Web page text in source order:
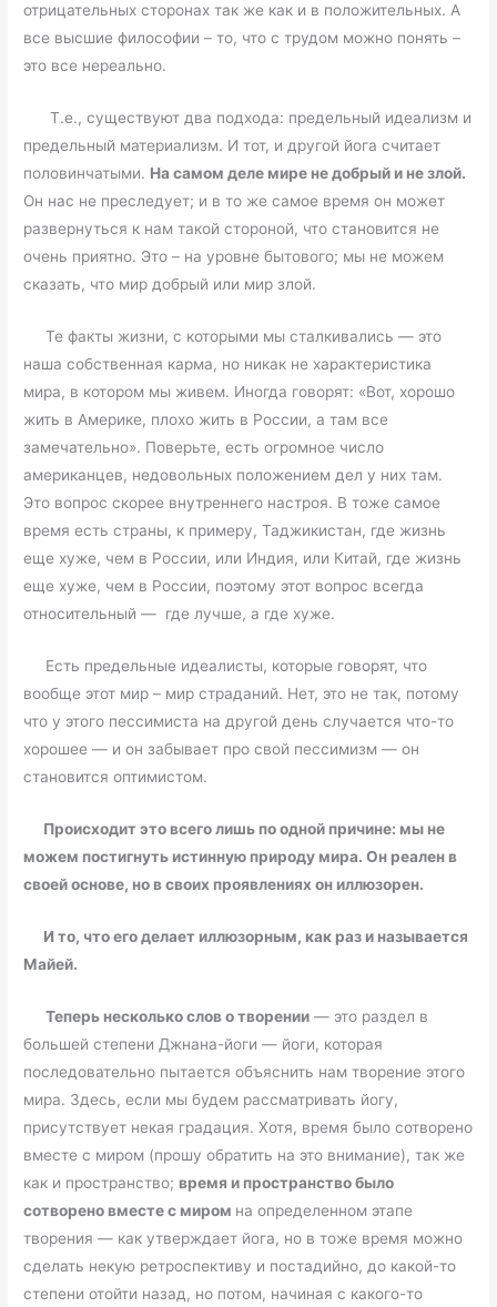
отрицательных сторонах так же как и в положительных. А
все высшие философии – то, что с трудом можно понять –
это все нереально.
Т.е., существуют два подхода: предельный идеализм и
предельный материализм. И тот, и другой йога считает
половинчатыми. На самом деле мире не добрый и не злой.
Он нас не преследует; и в то же самое время он может
развернуться к нам такой стороной, что становится не
очень приятно. Это – на уровне бытового; мы не можем
сказать, что мир добрый или мир злой.
Те факты жизни, с которыми мы сталкивались — это
наша собственная карма, но никак не характеристика
мира, в котором мы живем. Иногда говорят: «Вот, хорошо
жить в Америке, плохо жить в России, а там все
замечательно». Поверьте, есть огромное число
американцев, недовольных положением дел у них там.
Это вопрос скорее внутреннего настроя. В тоже самое
время есть страны, к примеру, Таджикистан, где жизнь
еще хуже, чем в России, или Индия, или Китай, где жизнь
еще хуже, чем в России, поэтому этот вопрос всегда
относительный — где лучше, а где хуже.
Есть предельные идеалисты, которые говорят, что
вообще этот мир – мир страданий. Нет, это не так, потому
что у этого пессимиста на другой день случается что-то
хорошее — и он забывает про свой пессимизм — он
становится оптимистом.
Происходит это всего лишь по одной причине: мы не
можем постигнуть истинную природу мира. Он реален в
своей основе, но в своих проявлениях он иллюзорен.
И то, что его делает иллюзорным, как раз и называется
Майей.
Теперь несколько слов о творении — это раздел в
большей степени Джнана-йоги — йоги, которая
последовательно пытается объяснить нам творение этого
мира. Здесь, если мы будем рассматривать йогу,
присутствует некая градация. Хотя, время было сотворено
вместе с миром (прошу обратить на это внимание), так же
как и пространство; время и пространство было
сотворено вместе с миром на определенном этапе
творения — как утверждает йога, но в тоже время можно
сделать некую ретроспективу и постадийно, до какой-то
степени отойти назад, но потом, начиная с какого-то